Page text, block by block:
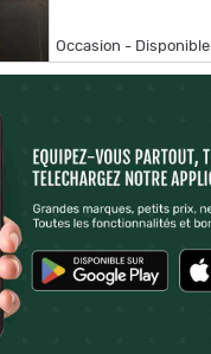
Occasion - Disponible